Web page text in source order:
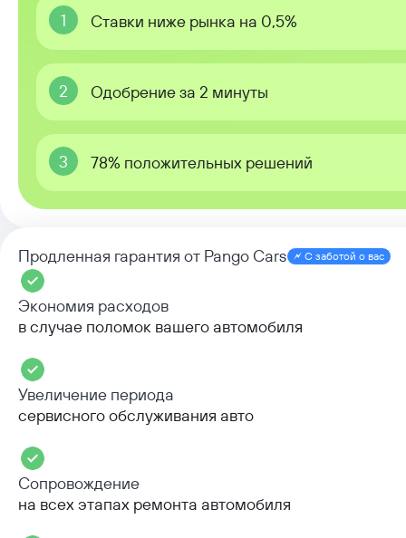
1 Ставки ниже рынка на 0,5%
2 Одобрение за 2 минуты
3 78% положительных решений
Продленная гарантия от Pango Cars С заботой о вас
Экономия расходов
в случае поломок вашего автомобиля
Увеличение периода
сервисного обслуживания авто
Сопровождение
на всех этапах ремонта автомобиля